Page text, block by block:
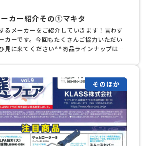
カー紹介その①マキタ
るメーカーをご紹介していきます！言わず
カーです。今回もたくさんご協力いただい
見に来てください^^商品ラインナップはこ
そのほか